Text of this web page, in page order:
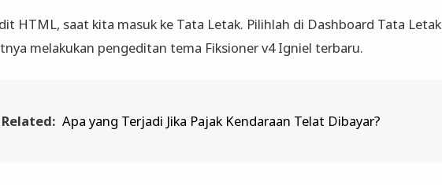
HTML, saat kita masuk ke Tata Letak. Pilihlah di Dashboard Tata Letak
melakukan pengeditan tema Fiksioner v4 Igniel terbaru.
Related: Apa yang Terjadi Jika Pajak Kendaraan Telat Dibayar?